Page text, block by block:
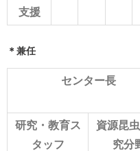
支援
＊兼任
センター長
研究・教育ス
タッフ
資源昆
究分